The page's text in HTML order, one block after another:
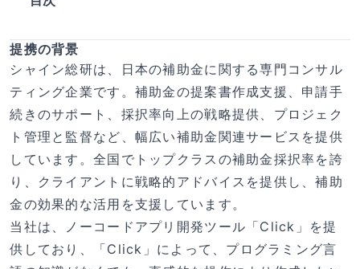
提携の背景
シャイン総研は、日本の補助金に関する専門コンサル
ティング企業です。補助金の提案書作成支援、申請手
続きのサポート、採択率向上の戦略提供、プロジェク
ト管理と監督など、幅広い補助金関連サービスを提供
しています。全国でトップクラスの補助金採択率を誇
り、クライアントに戦略的アドバイスを提供し、補助
金の効果的な活用を支援しています。
当社は、ノーコードアプリ開発ツール「Click」を提
供しており、「Click」によって、プログラミング言